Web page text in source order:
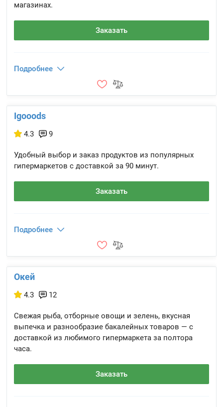
магазинах.
Заказать
Подробнее
Igooods
4.3 9
Удобный выбор и заказ продуктов из популярных
гипермаркетов с доставкой за 90 минут.
Заказать
Подробнее
Окей
4.3 12
Свежая рыба, отборные овощи и зелень, вкусная
выпечка и разнообразие бакалейных товаров — с
доставкой из любимого гипермаркета за полтора
часа.
Заказать